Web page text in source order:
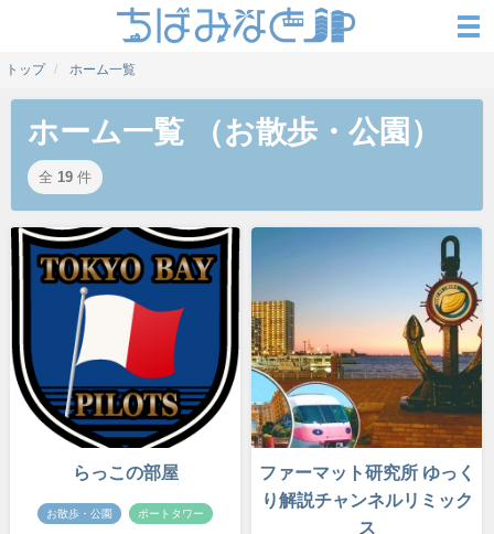
トップ ホーム一覧
ホーム一覧 （お散歩・公園）
全 19 件
らっこの部屋
お散歩・公園 ポートタワー
ファーマット研究所 ゆっく
り解説チャンネルリミック
ス